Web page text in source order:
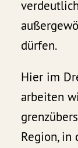
dürfen.
Hier im
arbeiten
Region, in